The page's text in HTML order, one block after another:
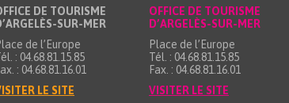
DE TOURISME
SUR-MER
de l’Europe
: 04.68.81.15.85
: 04.68.81.16.01
LE SITE
OFFICE DE TOURISME
D’ARGELÈS-SUR-MER
Place de l’Europe
Tél. : 04.68.81.15.85
Fax. : 04.68.81.16.01
VISITER LE SITE